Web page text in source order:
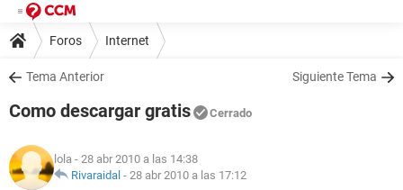
Foros Internet
Tema Anterior Siguiente Tema
Como descargar gratis Cerrado
lola - 28 abr 2010 a las 14:38
Rivaraidal - 28 abr 2010 a las 17:12